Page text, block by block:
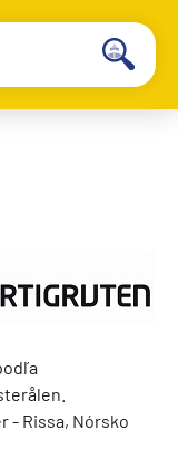
- Rissa, Nórsko